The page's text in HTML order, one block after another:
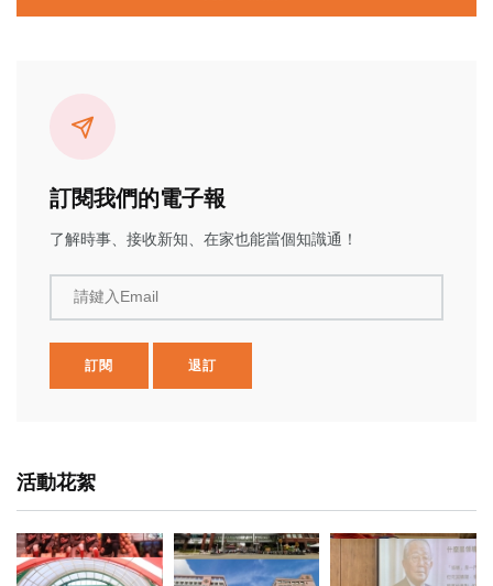
訂閱我們的電子報
了解時事、接收新知、在家也能當個知識通！
請鍵入Email
訂閱 退訂
活動花絮